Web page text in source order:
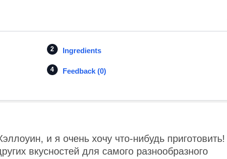
Ingredients
Feedback (0)
и я очень хочу что-нибудь приготовить!
вкусностей для самого разнообразного